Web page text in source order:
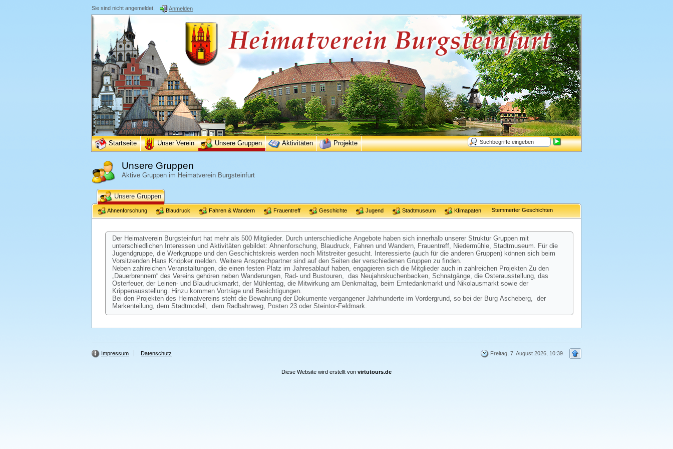
Sie sind nicht angemeldet. Anmelden
Startseite Unser Verein Unsere Gruppen Aktivitäten Projekte
Unsere Gruppen
Aktive Gruppen im Heimatverein Burgsteinfurt
Unsere Gruppen
Ahnenforschung Blaudruck Fahren & Wandern Frauentreff Geschichte Jugend Stadtmuseum KIimapaten Stemmerter Geschichten
Der Heimatverein Burgsteinfurt hat mehr als 500 Mitglieder. Durch unterschiedliche Angebote haben sich innerhalb unserer Struktur Gruppen mit
unterschiedlichen Interessen und Aktivitäten gebildet: Ahnenforschung, Blaudruck, Fahren und Wandern, Frauentreff, Niedermühle, Stadtmuseum. Für die
Jugendgruppe, die Werkgruppe und den Geschichtskreis werden noch Mitstreiter gesucht. Interessierte (auch für die anderen Gruppen) können sich beim
Vorsitzenden Hans Knöpker melden. Weitere Ansprechpartner sind auf den Seiten der verschiedenen Gruppen zu finden.
Neben zahlreichen Veranstaltungen, die einen festen Platz im Jahresablauf haben, engagieren sich die Mitglieder auch in zahlreichen Projekten Zu den
„Dauerbrennern“ des Vereins gehören neben Wanderungen, Rad- und Bustouren, das Neujahrskuchenbacken, Schnatgänge, die Osterausstellung, das
Osterfeuer, der Leinen- und Blaudruckmarkt, der Mühlentag, die Mitwirkung am Denkmaltag, beim Erntedankmarkt und Nikolausmarkt sowie der
Krippenausstellung. Hinzu kommen Vorträge und Besichtigungen.
Bei den Projekten des Heimatvereins steht die Bewahrung der Dokumente vergangener Jahrhunderte im Vordergrund, so bei der Burg Ascheberg, der
Markenteilung, dem Stadtmodell, dem Radbahnweg, Posten 23 oder Steintor-Feldmark.
Impressum Datenschutz Freitag, 7. August 2026, 10:39
Diese Website wird erstellt von virtutours.de